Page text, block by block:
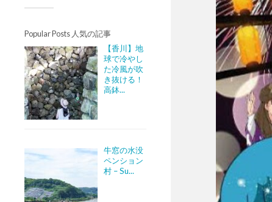
Popular Posts 人気の記事
【香川】地
球で冷やし
た冷風が吹
き抜ける！
高鉢...
牛窓の水没
ペンション
村 – Su...